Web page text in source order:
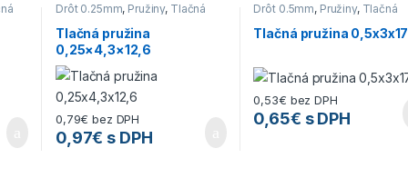
Drôt 0.25mm, Pružiny, Tlačná
Tlačná pružina
0,25×4,3×12,6
0,79€ bez DPH
0,97€ s DPH
Drôt 0.5mm, Pružiny, Tlačná
Tlačná pružina 0,5x3x17
0,53€ bez DPH
0,65€ s DPH